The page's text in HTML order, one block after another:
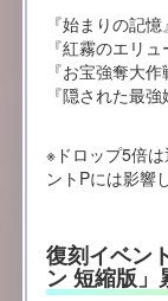
『始まりの記
『紅霧のエリ
『お宝強奪大
『隠された最
※ドロップ5倍
ントPには影響
復刻イベン
ン 短縮版」